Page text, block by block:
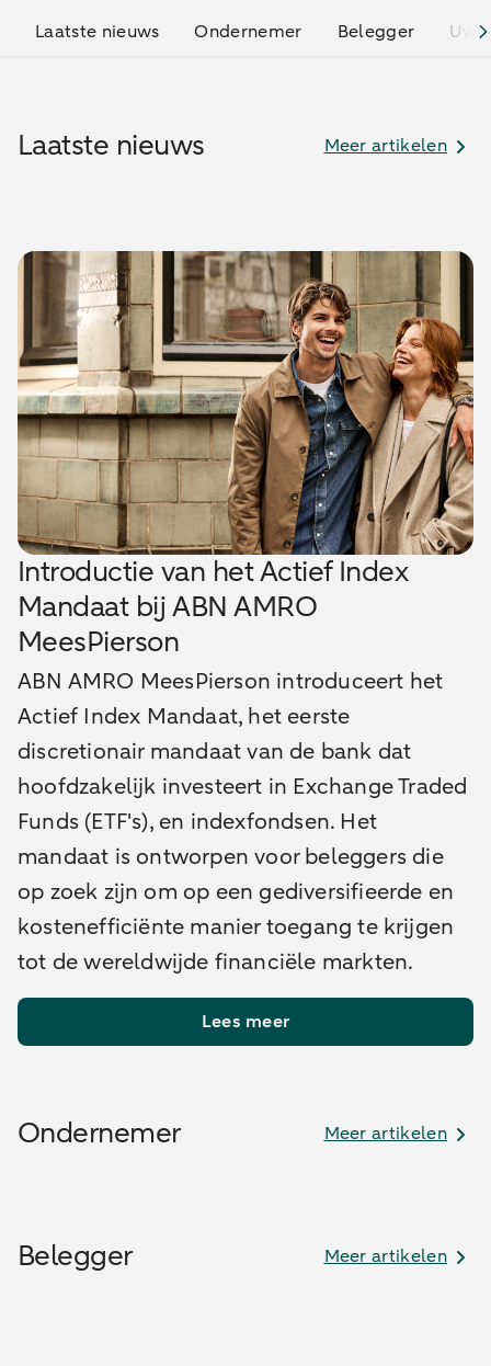
Laatste nieuws Ondernemer Belegger Uw
Laatste nieuws Meer artikelen
Introductie van het Actief Index
Mandaat bij ABN AMRO
MeesPierson
ABN AMRO MeesPierson introduceert het
Actief Index Mandaat, het eerste
discretionair mandaat van de bank dat
hoofdzakelijk investeert in Exchange Traded
Funds (ETF's), en indexfondsen. Het
mandaat is ontworpen voor beleggers die
op zoek zijn om op een gediversifieerde en
kostenefficiënte manier toegang te krijgen
tot de wereldwijde financiële markten.
Lees meer
Ondernemer Meer artikelen
Belegger Meer artikelen